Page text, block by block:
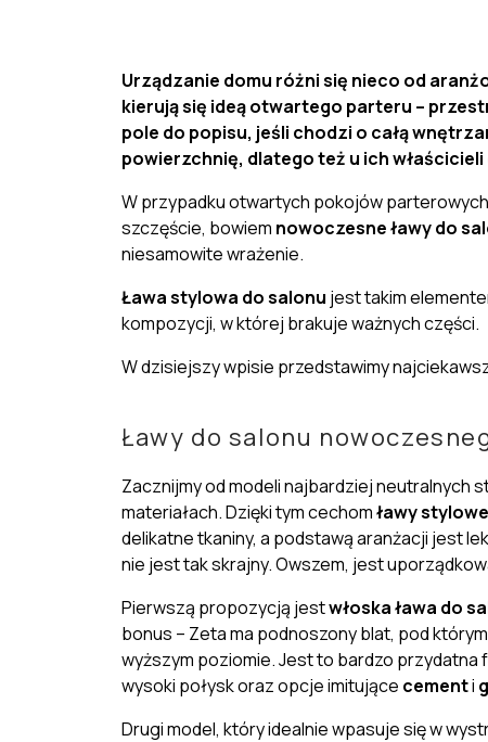
Urządzanie domu różni się nieco od
kierują się ideą otwartego parteru –
pole do popisu, jeśli chodzi o całą
powierzchnię, dlatego też u ich
W przypadku otwartych pokojów
szczęście, bowiem nowoczesne ławy do
niesamowite wrażenie.
Ława stylowa do salonu jest takim
kompozycji, w której brakuje ważnych części.
W dzisiejszy wpisie przedstawimy
Ławy do salonu
Zacznijmy od modeli najbardziej neutralnych
materiałach. Dzięki tym cechomławy
delikatne tkaniny, a podstawą aranżacji jest
nie jest tak skrajny. Owszem, jest
Pierwszą propozycją jestwłoska ława do
bonus – Zeta ma podnoszony blat, pod
wyższym poziomie. Jest to bardzo przydatna
wysoki połysk oraz opcje imitujące cementi
Drugi model, który idealnie wpasuje się w